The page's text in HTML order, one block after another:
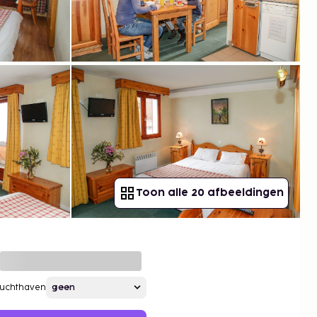
Toon alle 20 afbeeldingen